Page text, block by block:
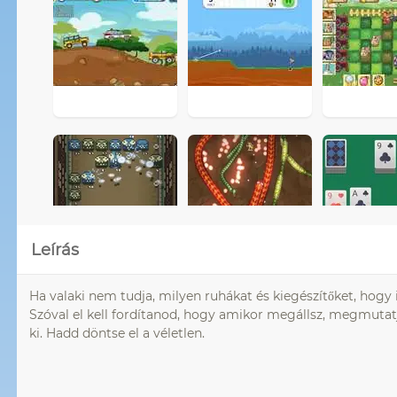
Leírás
Ha valaki nem tudja, milyen ruhákat és kiegészítőket,
Szóval el kell fordítanod, hogy amikor megállsz,
ki. Hadd döntse el a véletlen.